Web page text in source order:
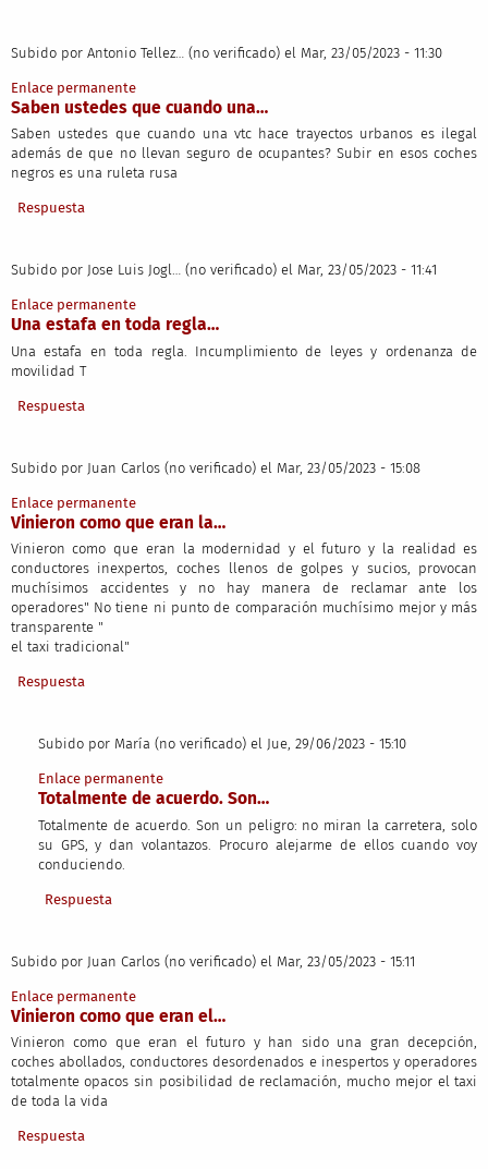
Subido por Antonio Tellez… (no verificado) el Mar, 23/05/2023 - 11:30
Enlace permanente
Saben ustedes que cuando una…
Saben ustedes que cuando una vtc hace trayectos urbanos es ilegal
además de que no llevan seguro de ocupantes? Subir en esos coches
negros es una ruleta rusa
Respuesta
Subido por Jose Luis Jogl… (no verificado) el Mar, 23/05/2023 - 11:41
Enlace permanente
Una estafa en toda regla…
Una estafa en toda regla. Incumplimiento de leyes y ordenanza de
movilidad T
Respuesta
Subido por Juan Carlos (no verificado) el Mar, 23/05/2023 - 15:08
Enlace permanente
Vinieron como que eran la…
Vinieron como que eran la modernidad y el futuro y la realidad es
conductores inexpertos, coches llenos de golpes y sucios, provocan
muchísimos accidentes y no hay manera de reclamar ante los
operadores" No tiene ni punto de comparación muchísimo mejor y más
transparente "
el taxi tradicional"
Respuesta
Subido por María (no verificado) el Jue, 29/06/2023 - 15:10
En respuesta aVinieron como que eran la…
Enlace permanente
Totalmente de acuerdo. Son…
Totalmente de acuerdo. Son un peligro: no miran la carretera, solo
su GPS, y dan volantazos. Procuro alejarme de ellos cuando voy
conduciendo.
Respuesta
Subido por Juan Carlos (no verificado) el Mar, 23/05/2023 - 15:11
Enlace permanente
Vinieron como que eran el…
Vinieron como que eran el futuro y han sido una gran decepción,
coches abollados, conductores desordenados e inespertos y operadores
totalmente opacos sin posibilidad de reclamación, mucho mejor el taxi
de toda la vida
Respuesta